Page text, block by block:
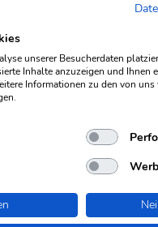
registrieren
zur Lösung
passt für dich nicht
dein Feedback.
Sei der Erste!
schreiben
unserer Besucherdaten
Inhalte anzuzeigen und Ihnen
Informationen zu den von